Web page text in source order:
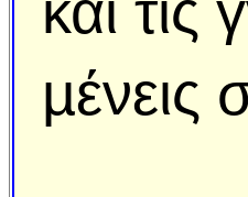
µένεις